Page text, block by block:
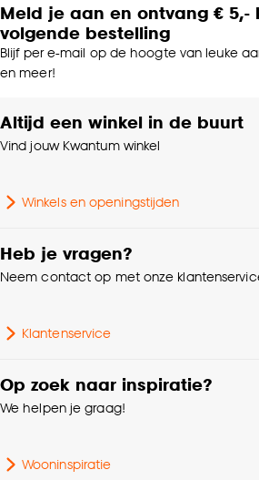
Meld je aan en ontvang € 5,-
volgende bestelling
Blijf per e-mail op de hoogte van leuke
en meer!
Altijd een winkel in de buurt
Vind jouw Kwantum winkel
Winkels en openingstijden
Heb je vragen?
Neem contact op met onze
Klantenservice
Op zoek naar inspiratie?
We helpen je graag!
Wooninspiratie